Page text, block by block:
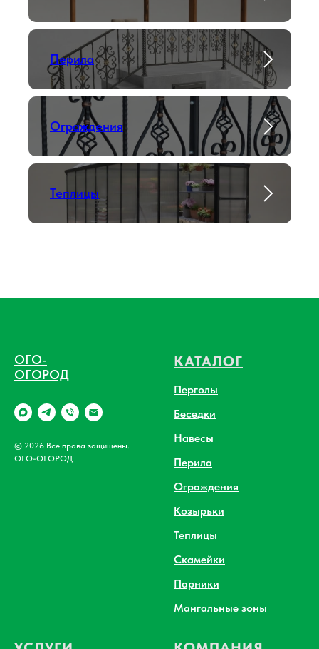
Перила
Ограждения
Теплицы
ОГО-
ОГОРОД
© 2026 Все права защищены.
ОГО-ОГОРОД
КАТАЛОГ
Перголы
Беседки
Навесы
Перила
Ограждения
Козырьки
Теплицы
Скамейки
Парники
Мангальные зоны